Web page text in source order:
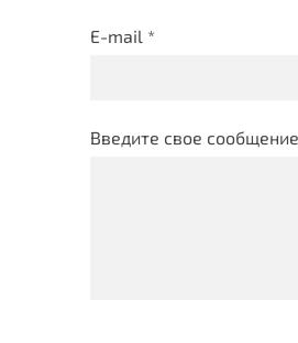
E-mail *
Введите свое сообщение